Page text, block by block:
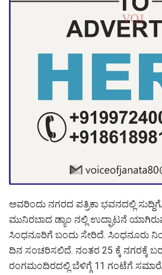
ಅವರಿಂದು ನಗರದ ಪತ್ರಿಕಾ ಭವನದಲ್ಲಿ
ಮುನಿರಬಾದ ಡ್ಯಾಂ ನಲ್ಲಿ ಉದ್ಘಾಟನೆ
ಸಿಂಧನೂರಿಗೆ ಬಂದು ಸೇರಿದೆ. ಸಿಂಧನೂರು
ದಿನ ಸಂಚರಿಸಲಿದೆ. ನಂತರ 25 ಕ್ಕೆ ನಗರಕ್ಕೆ
ರಂಗಮಂದಿರದಲ್ಲಿ ಬೆಳಿಗ್ಗೆ 11 ಗಂಟೆಗೆ